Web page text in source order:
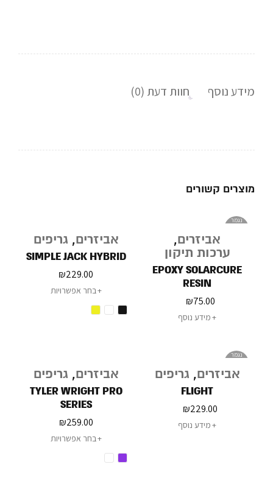
מידע נוסף חוות דעת (0)
מוצרים קשורים
נגמר
אביזרים,
ערכות תיקון
EPOXY SOLARCURE
RESIN
₪75.00
מידע נוסף
אביזרים, גריפים
SIMPLE JACK HYBRID
₪229.00
בחר אפשרויות
נגמר
אביזרים, גריפים
FLIGHT
₪229.00
מידע נוסף
אביזרים, גריפים
TYLER WRIGHT PRO
SERIES
₪259.00
בחר אפשרויות